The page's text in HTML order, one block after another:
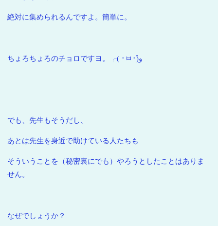
絶対に集められるんですよ。簡単に。
ちょろちょろのチョロですヨ。╭( ･ㅂ･)و̑
でも、先生もそうだし、
あとは先生を身近で助けている人たちも
そういうことを（秘密裏にでも）やろうとしたことはありま
せん。
なぜでしょうか？